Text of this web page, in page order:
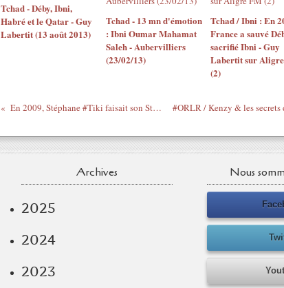
Tchad - Déby, Ibni,
Habré et le Qatar - Guy
Labertit (13 août 2013)
Tchad - 13 mn d'émotion
: Ibni Oumar Mahamat
Saleh - Aubervilliers
(23/02/13)
Tchad / Ibni : En
France a sauvé
sacrifié Ibni - Guy
Labertit sur
(2)
En 2009, Stéphane #Tiki faisait son Strip Tease sur France 3
Archives
2025
2024
2023
Nous